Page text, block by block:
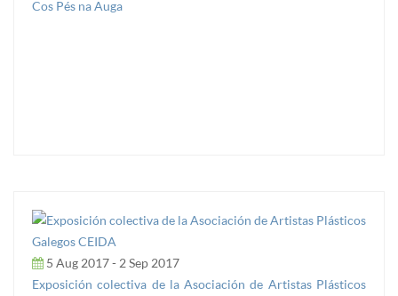
Cos Pés na Auga
5 Aug 2017 - 2 Sep 2017
Exposición colectiva de la Asociación de Artistas Plásticos